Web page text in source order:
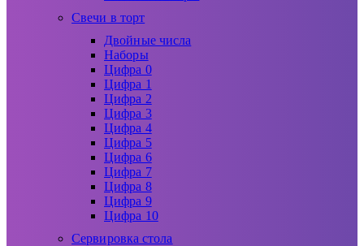
Свечи в торт
Двойные числа
Наборы
Цифра 0
Цифра 1
Цифра 2
Цифра 3
Цифра 4
Цифра 5
Цифра 6
Цифра 7
Цифра 8
Цифра 9
Цифра 10
Сервировка стола